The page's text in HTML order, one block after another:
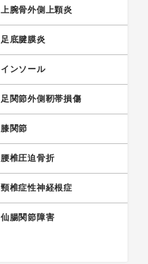
上腕骨外側上顆炎
足底腱膜炎
インソール
足関節外側靭帯損傷
膝関節
腰椎圧迫骨折
頸椎症性神経根症
仙腸関節障害